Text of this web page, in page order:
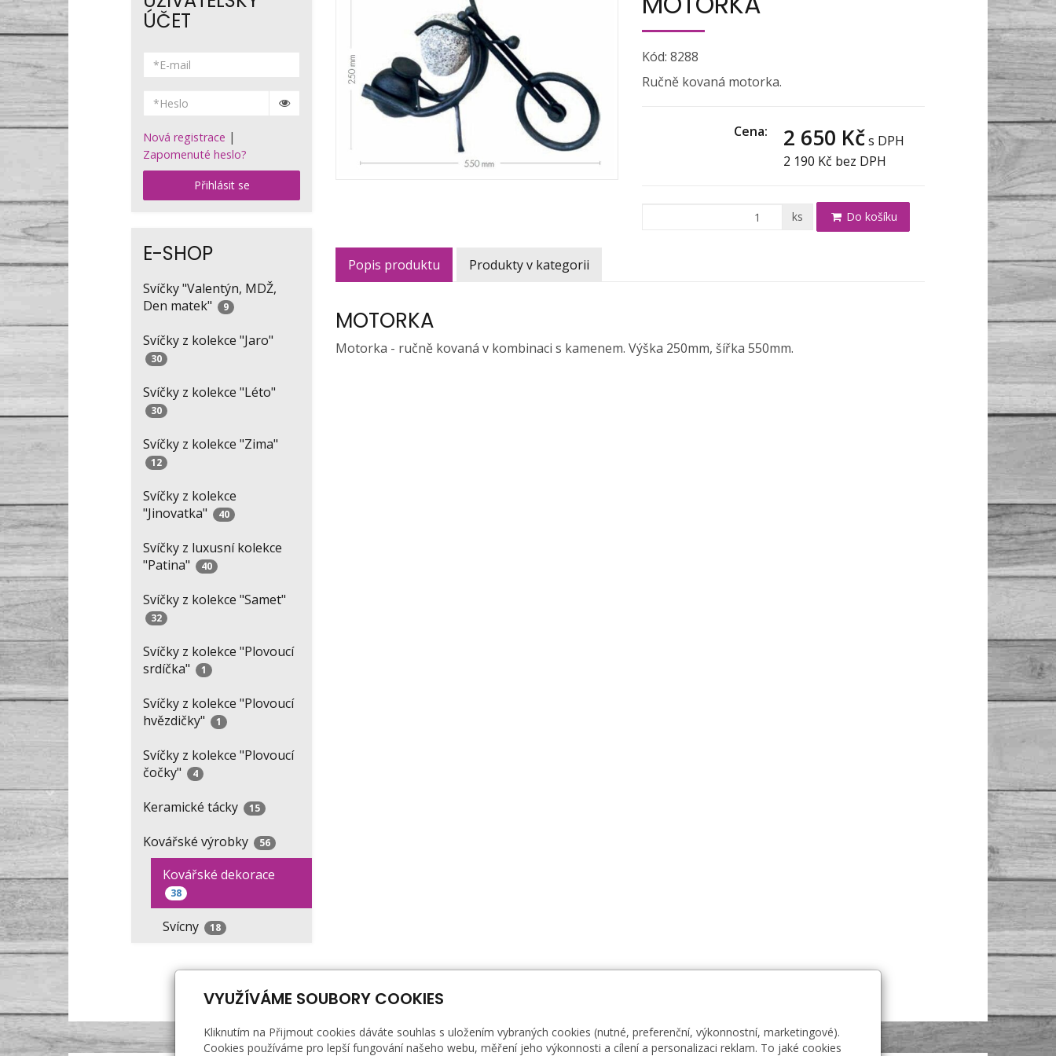
ÚČET
Nová registrace |
Zapomenuté heslo?
Přihlásit se
E-SHOP
Svíčky "Valentýn, MDŽ,
Den matek"
9
Svíčky z kolekce "Jaro"
30
Svíčky z kolekce "Léto"
30
Svíčky z kolekce "Zima"
12
Svíčky z kolekce
"Jinovatka"
40
Svíčky z luxusní kolekce
"Patina"
40
Svíčky z kolekce "Samet"
32
Svíčky z kolekce "Plovoucí
srdíčka"
1
Svíčky z kolekce "Plovoucí
hvězdičky"
1
Svíčky z kolekce "Plovoucí
čočky"
4
Keramické tácky 15
Kovářské výrobky 56
Kovářské dekorace
38
Svícny 18
Kód: 8288
Ručně kovaná motorka.
Cena: 2 650 Kčs DPH
2 190 Kč bez DPH
ks Do košíku
Popis produktu Produkty v kategorii
MOTORKA
Motorka - ručně kovaná v kombinaci s kamenem. Výška 250mm, šířka 550mm.
VYUŽÍVÁME SOUBORY COOKIES
Kliknutím na Přijmout cookies dáváte souhlas s uložením vybraných cookies (nutné, preferenční, výkonnostní, marketingové).
Cookies používáme pro lepší fungování našeho webu, měření jeho výkonnosti a cílení a personalizaci reklam. To jaké cookies